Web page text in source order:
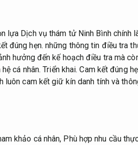
lựa Dịch vụ thám tử Ninh Bình chính
đúng hẹn. những thông tin điều tra
hưởng đến kế hoạch điều tra mà
cá nhân.Triển khai. Cam kết đúng
cam kết giữ kín danh tính và
khảo cá nhân, Phù hợp nhu cầu